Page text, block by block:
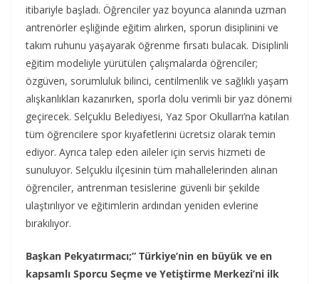
itibariyle başladı. Öğrenciler yaz boyunca alanında uzman
antrenörler eşliğinde eğitim alırken, sporun disiplinini ve
takım ruhunu yaşayarak öğrenme fırsatı bulacak. Disiplinli
eğitim modeliyle yürütülen çalışmalarda öğrenciler;
özgüven, sorumluluk bilinci, centilmenlik ve sağlıklı yaşam
alışkanlıkları kazanırken, sporla dolu verimli bir yaz dönemi
geçirecek. Selçuklu Belediyesi, Yaz Spor Okulları’na katılan
tüm öğrencilere spor kıyafetlerini ücretsiz olarak temin
ediyor. Ayrıca talep eden aileler için servis hizmeti de
sunuluyor. Selçuklu ilçesinin tüm mahallelerinden alınan
öğrenciler, antrenman tesislerine güvenli bir şekilde
ulaştırılıyor ve eğitimlerin ardından yeniden evlerine
bırakılıyor.
Başkan Pekyatırmacı;” Türkiye’nin en büyük ve en
kapsamlı Sporcu Seçme ve Yetiştirme Merkezi’ni ilk